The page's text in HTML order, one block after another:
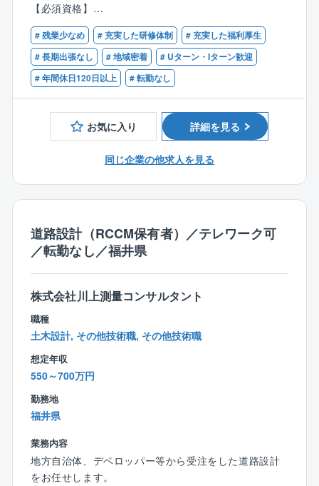
多くの人々の生活を支えるため、社会貢献性の高いお
仕事です。
■具体的に
農業部門（農業土木）では農業農村整備事業を全般的
に行っています。
営農条件を改善するため水田、用排水路、農道の整
備、農村の環境設備等の設計業務など、幅広く行って
設計部（技術2課）の人数は現在5名。20代1名、40代1
各世代で技術職の方がいるため、若手、中堅、ベテラ
ン層どなたでも馴染みやすい環境です。
また、社内の風通しも良いため、一人一人の意見を聞
き入れていただきやすいです。
【魅力ポイント】
■残業時間少ない（月平均10h程度）
■転勤なし
■風通しが良いため離職率も非常に低いです。
※現在40代の方は新卒からのご入社です。
直近5年間での退職者1名（寿退社）
■福利厚生が充実しております。
ことができます。
■15分単位で有給取得可能（入社後6カ月で10日付与）
■テレワーク勤務可能
【必須資格】
■RCCM（農業土木）
【歓迎資格】
■技術士（農業部門）
# 残業少なめ # 充実した研修体制
# 充実した福利厚生
# 長期出張なし
# 地域密着
# Uターン・Iターン歓迎
# 年間休日120日以上
# 転勤なし
お気に入り 詳細を見る
同じ企業の他求人を見る
道路設計（RCCM保有者）／テレワーク可
／転勤なし／福井県
株式会社川上測量コンサルタント
職種
土木設計, その他技術職, その他技術職
想定年収
550～700万円
勤務地
福井県
業務内容
地方自治体、デベロッパー等から受注をした道路設計
をお任せします。